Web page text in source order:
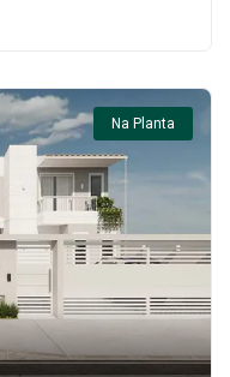
Na Planta